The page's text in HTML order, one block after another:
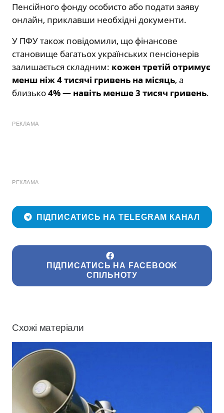
Пенсійного фонду особисто або подати заяву
онлайн, приклавши необхідні документи.
У ПФУ також повідомили, що фінансове
становище багатьох українських пенсіонерів
залишається складним: кожен третій отримує
менш ніж 4 тисячі гривень на місяць, а
близько4% — навіть менше 3 тисяч гривень.
РЕКЛАМА
РЕКЛАМА
ПІДПИСАТИСЬ НА TELEGRAM КАНАЛ
ПІДПИСАТИСЬ НА FACEBOOK
СПІЛЬНОТУ
Схожі матеріали